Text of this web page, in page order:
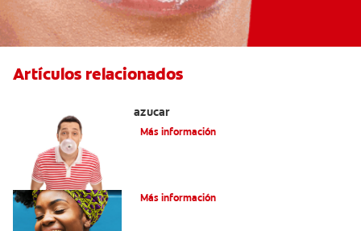
Artículos relacionados
azúcar
Más información
Más información